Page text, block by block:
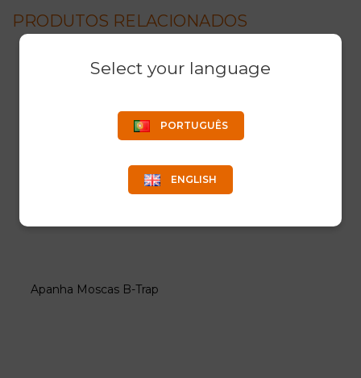
PRODUTOS RELACIONADOS
Apanha Moscas B-Trap
Select your language
PORTUGUÊS
ENGLISH